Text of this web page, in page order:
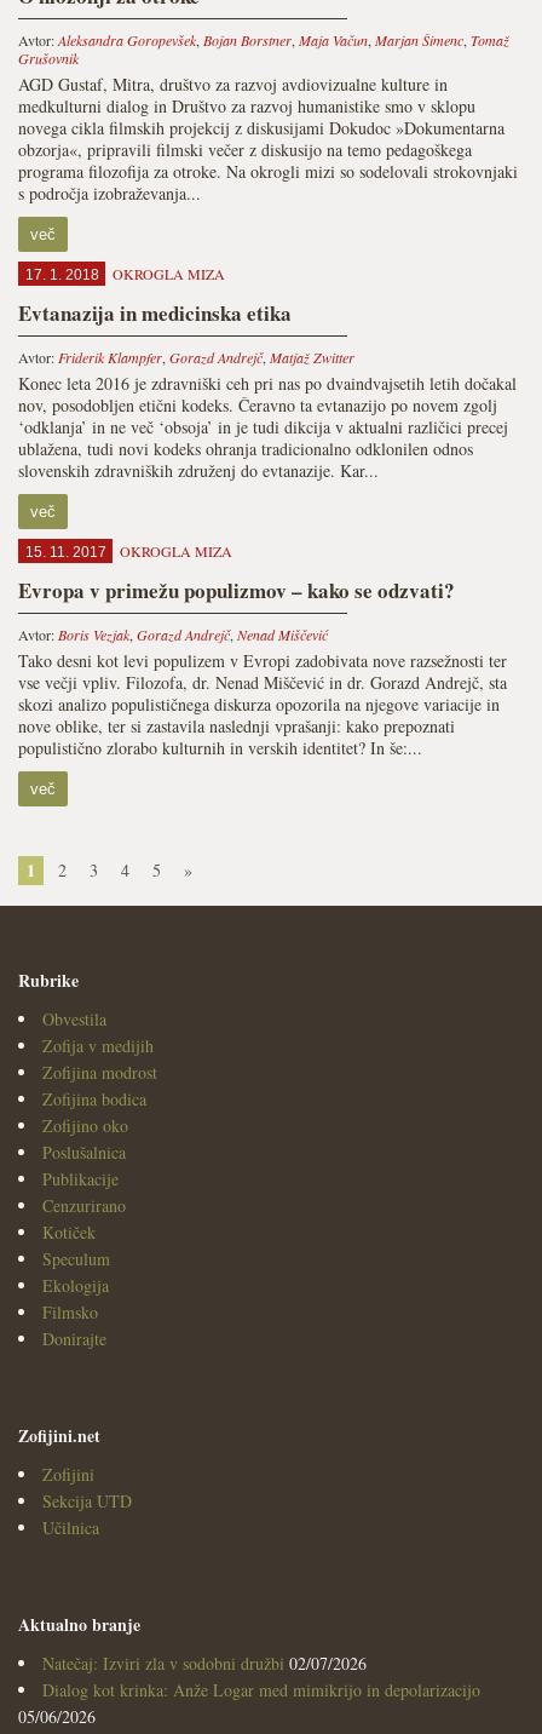
Avtor:Aleksandra Goropevšek, Bojan Borstner, Maja Vačun, Marjan Šimenc, Tomaž
Grušovnik
AGD Gustaf, Mitra, društvo za razvoj avdiovizualne kulture in
medkulturni dialog in Društvo za razvoj humanistike smo v sklopu
novega cikla filmskih projekcij z diskusijami Dokudoc »Dokumentarna
obzorja«, pripravili filmski večer z diskusijo na temo pedagoškega
programa filozofija za otroke. Na okrogli mizi so sodelovali strokovnjaki
s področja izobraževanja...
več
17. 1. 2018 OKROGLA MIZA
Evtanazija in medicinska etika
Avtor: Friderik Klampfer, Gorazd Andrejč, Matjaž Zwitter
Konec leta 2016 je zdravniški ceh pri nas po dvaindvajsetih letih dočakal
nov, posodobljen etični kodeks. Čeravno ta evtanazijo po novem zgolj
‘odklanja’ in ne več ‘obsoja’ in je tudi dikcija v aktualni različici precej
ublažena, tudi novi kodeks ohranja tradicionalno odklonilen odnos
slovenskih zdravniških združenj do evtanazije. Kar...
več
15. 11. 2017 OKROGLA MIZA
Evropa v primežu populizmov – kako se odzvati?
Avtor: Boris Vezjak, Gorazd Andrejč, Nenad Miščević
Tako desni kot levi populizem v Evropi zadobivata nove razsežnosti ter
vse večji vpliv. Filozofa, dr. Nenad Miščević in dr. Gorazd Andrejč, sta
skozi analizo populističnega diskurza opozorila na njegove variacije in
nove oblike, ter si zastavila naslednji vprašanji: kako prepoznati
populistično zlorabo kulturnih in verskih identitet? In še:...
več
1 2 3 4 5 »
Rubrike
Obvestila
Zofija v medijih
Zofijina modrost
Zofijina bodica
Zofijino oko
Poslušalnica
Publikacije
Cenzurirano
Kotiček
Speculum
Ekologija
Filmsko
Donirajte
Zofijini.net
Zofijini
Sekcija UTD
Učilnica
Aktualno branje
Natečaj: Izviri zla v sodobni družbi 02/07/2026
Dialog kot krinka: Anže Logar med mimikrijo in depolarizacijo
05/06/2026